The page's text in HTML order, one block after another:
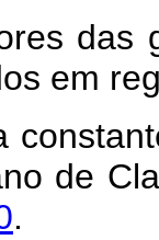
das
em
de
.